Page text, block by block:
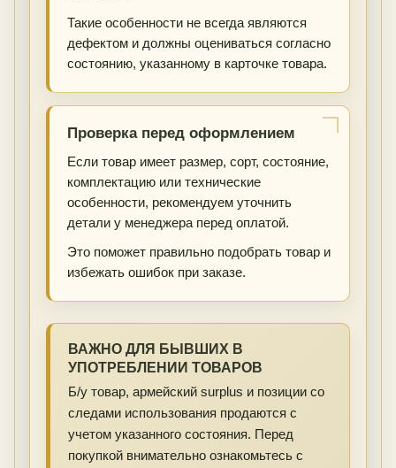
Такие особенности не всегда являются
дефектом и должны оцениваться согласно
состоянию, указанному в карточке товара.
Проверка перед оформлением
Если товар имеет размер, сорт, состояние,
комплектацию или технические
особенности, рекомендуем уточнить
детали у менеджера перед оплатой.
Это поможет правильно подобрать товар и
избежать ошибок при заказе.
ВАЖНО ДЛЯ БЫВШИХ В
УПОТРЕБЛЕНИИ ТОВАРОВ
Б/у товар, армейский surplus и позиции со
следами использования продаются с
учетом указанного состояния. Перед
покупкой внимательно ознакомьтесь с